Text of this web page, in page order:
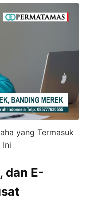
yang Termasuk
Ini
dan E-